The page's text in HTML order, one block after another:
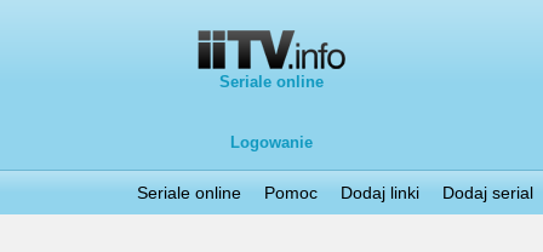
Seriale online
Logowanie
Seriale online Pomoc Dodaj linki Dodaj serial